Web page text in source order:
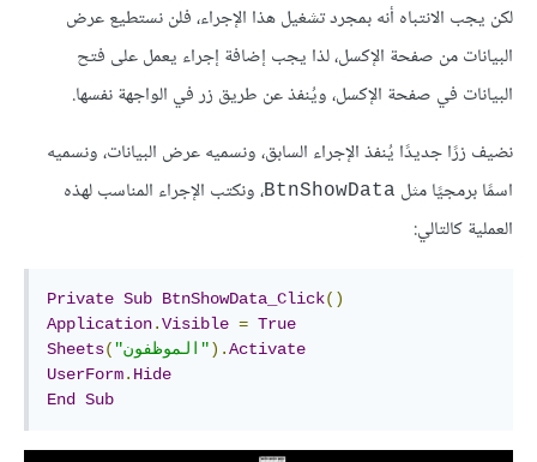
لكن يجب الانتباه أنه بمجرد تشغيل هذا الإجراء، فلن نستطيع عرض
البيانات من صفحة الإكسل، لذا يجب إضافة إجراء يعمل على فتح
البيانات في صفحة الإكسل، ويُنفذ عن طريق زر في الواجهة نفسها.
نضيف زرًا جديدًا يُنفذ الإجراء السابق، ونسميه عرض البيانات، ونسميه
اسمًا برمجيًا مثل BtnShowData، ونكتب الإجراء المناسب لهذه
العملية كالتالي:
Private Sub BtnShowData_Click()
Application.Visible = True
Sheets( "الموظفون").Activate
UserForm. Hide
End
Sub